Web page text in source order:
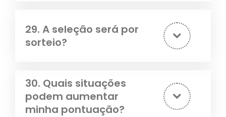
29. A seleção será por
sorteio?
30. Quais situações
podem aumentar
minha pontuação?